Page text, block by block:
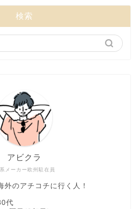
検索
メーカー欧州駐在員
アビクラ
外のアチコチに行く人！
代